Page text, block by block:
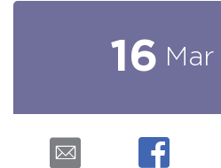
16 Mar